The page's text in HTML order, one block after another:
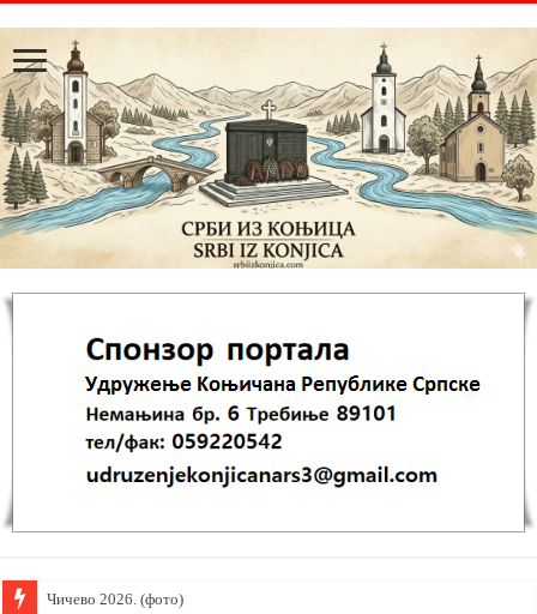
Чичево 2026. (фото)
Домаћинима који данас обиљежавају Крсну Славу Светог пророка